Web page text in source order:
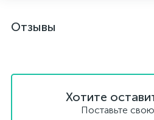
Отзывы
Хотите
Поставьте